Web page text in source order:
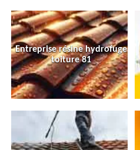
Entreprise résine hydrofuge
toiture 81